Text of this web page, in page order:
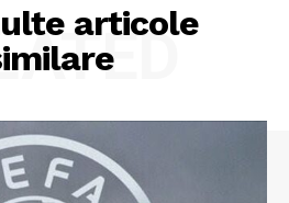
articole